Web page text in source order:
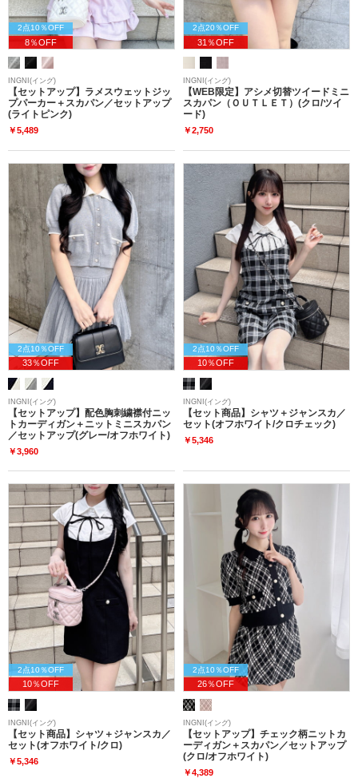
2点10％OFF
8％OFF
INGNI(イング)
【セットアップ】ラメスウェットジッ
プパーカー＋スカパン／セットアップ
(ライトピンク)
￥5,489
2点20％OFF
31％OFF
INGNI(イング)
【WEB限定】アシメ切替ツイードミニ
スカパン（ＯＵＴＬＥＴ）(クロ/ツイ
ード)
￥2,750
2点10％OFF
33％OFF
INGNI(イング)
【セットアップ】配色胸刺繍襟付ニッ
トカーディガン＋ニットミニスカパン
／セットアップ(グレー/オフホワイト)
￥3,960
2点10％OFF
10％OFF
INGNI(イング)
【セット商品】シャツ＋ジャンスカ／
セット(オフホワイト/クロチェック)
￥5,346
2点10％OFF
10％OFF
INGNI(イング)
【セット商品】シャツ＋ジャンスカ／
セット(オフホワイト/クロ)
￥5,346
2点10％OFF
26％OFF
INGNI(イング)
【セットアップ】チェック柄ニットカ
ーディガン＋スカパン／セットアップ
(クロ/オフホワイト)
￥4,389